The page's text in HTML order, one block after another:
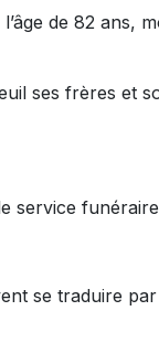
de 82 ans,
ses frères et
service
se traduire